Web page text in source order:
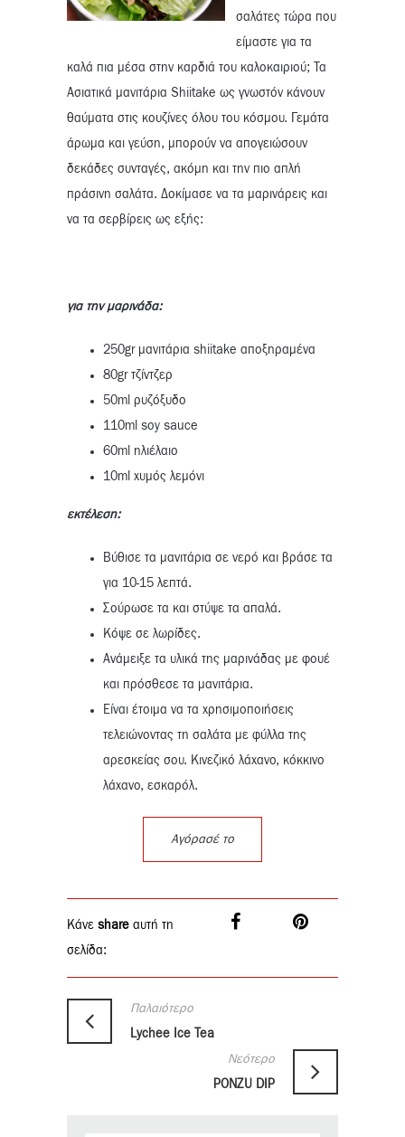
σαλάτες τώρα που
είμαστε για τα
καλά πια μέσα στην καρδιά του καλοκαιριού; Τα
Ασιατικά μανιτάρια Shiitake ως γνωστόν κάνουν
θαύματα στις κουζίνες όλου του κόσμου. Γεμάτα
άρωμα και γεύση, μπορούν να απογειώσουν
δεκάδες συνταγές, ακόμη και την πιο απλή
πράσινη σαλάτα. Δοκίμασε να τα μαρινάρεις και
να τα σερβίρεις ως εξής:
για την μαρινάδα:
250gr μανιτάρια shiitake αποξηραμένα
80gr τζίντζερ
50ml ρυζόξυδο
110ml soy sauce
60ml ηλιέλαιο
10ml χυμός λεμόνι
εκτέλεση:
Βύθισε τα μανιτάρια σε νερό και βράσε τα
για 10-15 λεπτά.
Σούρωσε τα και στύψε τα απαλά.
Κόψε σε λωρίδες.
Ανάμειξε τα υλικά της μαρινάδας με φουέ
και πρόσθεσε τα μανιτάρια.
Είναι έτοιμα να τα χρησιμοποιήσεις
τελειώνοντας τη σαλάτα με φύλλα της
αρεσκείας σου. Κινεζικό λάχανο, κόκκινο
λάχανο, εσκαρόλ.
Αγόρασέ το
Κάνε share αυτή τη
σελίδα:
Παλαιότερο
Lychee Ice Tea
Νεότερο
PONZU DIP